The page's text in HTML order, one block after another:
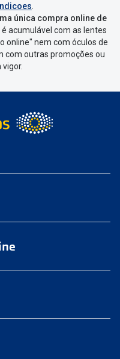
.
única compra online de
é acumulável com as lentes
online" nem com óculos de
com outras promoções ou